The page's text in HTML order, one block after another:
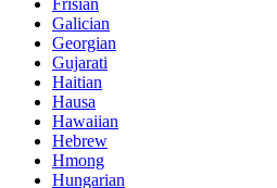
Frisian
Galician
Georgian
Gujarati
Haitian
Hausa
Hawaiian
Hebrew
Hmong
Hungarian